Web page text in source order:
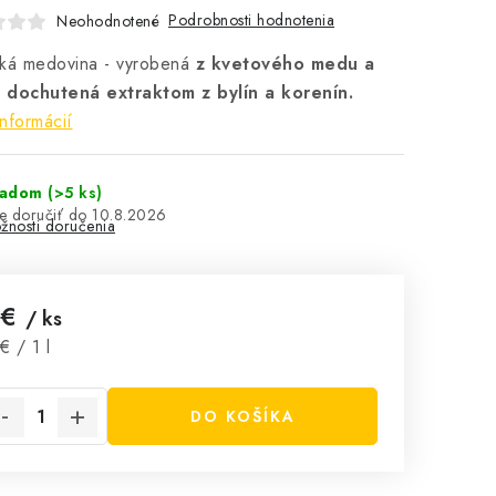
Neohodnotené Podrobnosti hodnotenia
medovina - vyrobená z kvetového medu a
dochutená extraktom z bylín a korenín.
(>5 ks)
10.8.2026
doručenia
/ ks
cena:
/ 1 l
DO KOŠÍKA